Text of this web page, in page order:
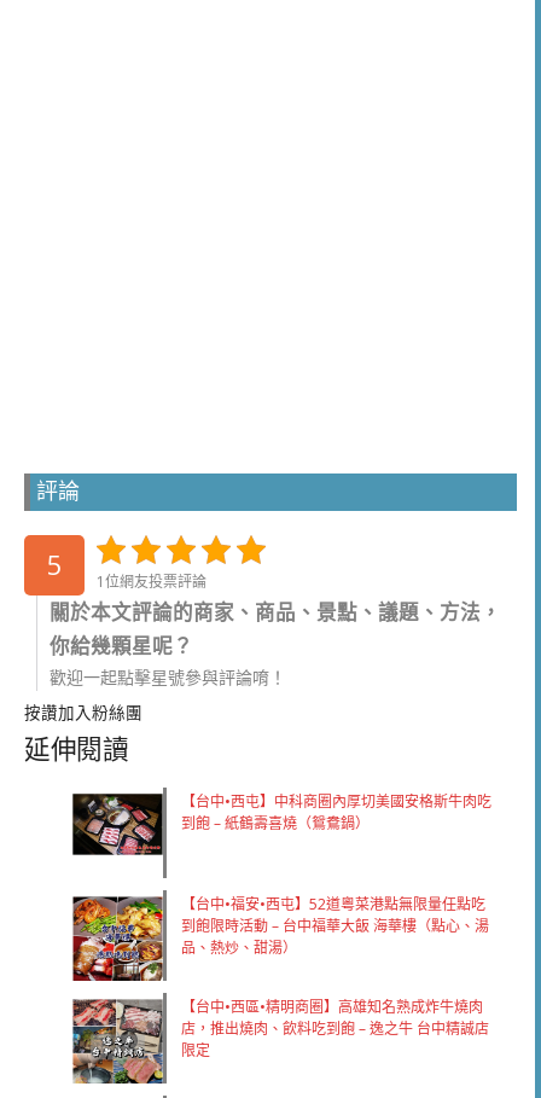
評論
5 1位網友投票評論
關於本文評論的商家、商品、景點、議題、方法，
你給幾顆星呢？
歡迎一起點擊星號參與評論唷！
按讚加入粉絲團
延伸閱讀
【台中•西屯】中科商圈內厚切美國安格斯牛肉吃
到飽 – 紙鶴壽喜燒（鴛鴦鍋）
【台中•福安•西屯】52道粵菜港點無限量任點吃
到飽限時活動 – 台中福華大飯 海華樓（點心、湯
品、熱炒、甜湯）
【台中•西區•精明商圈】高雄知名熟成炸牛燒肉
店，推出燒肉、飲料吃到飽 – 逸之牛 台中精誠店
限定